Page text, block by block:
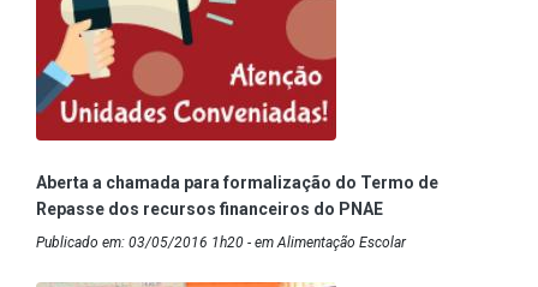
Aberta a chamada para formalização do Termo de
Repasse dos recursos financeiros do PNAE
Publicado em: 03/05/2016 1h20 - em Alimentação Escolar